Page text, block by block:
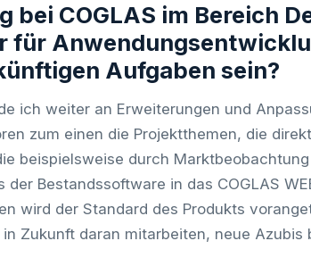
bei COGLAS im Bereich
für
Aufgaben sein?
ich weiter an Erweiterungen und
zum einen die Projektthemen, die
beispielsweise durch
der Bestandssoftware in das COGLAS
wird der Standard des Produkts
Zukunft daran mitarbeiten, neue Azubis